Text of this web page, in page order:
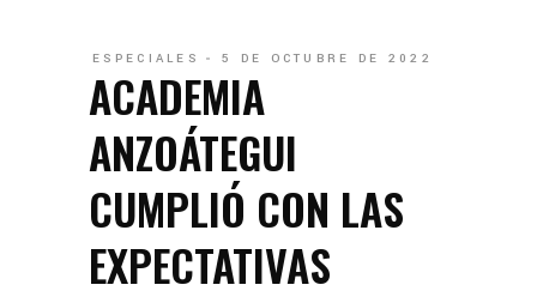
ESPECIALES 5 DE OCTUBRE DE 2022
ACADEMIA
ANZOÁTEGUI
CUMPLIÓ CON LAS
EXPECTATIVAS